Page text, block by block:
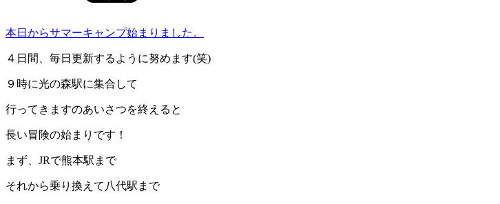
本日からサマーキャンプ始まりました。
４日間、毎日更新するように努めます(笑)
９時に光の森駅に集合して
行ってきますのあいさつを終えると
長い冒険の始まりです！
まず、JRで熊本駅まで
それから乗り換えて八代駅まで